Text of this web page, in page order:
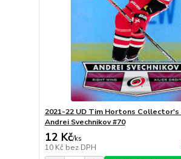
2021-22 UD Tim Hortons Collector's
Andrei Svechnikov #70
12 Kč/ks
10 Kč bez DPH